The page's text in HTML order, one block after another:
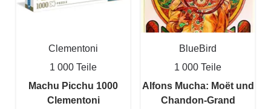
Clementoni
1 000 Teile
Machu Picchu 1000
Clementoni
BlueBird
1 000 Teile
Alfons Mucha: Moët und
Chandon-Grand